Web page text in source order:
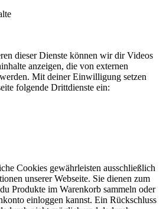
dieser Dienste können wir dir Videos
anzeigen, die von externen
Mit deiner Einwilligung setzen
folgende Drittdienste ein:
Cookies gewährleisten ausschließlich
unserer Webseite. Sie dienen zum
Produkte im Warenkorb sammeln oder
einloggen kannst. Ein Rückschluss